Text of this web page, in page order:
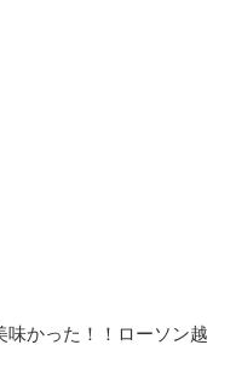
かった！！ローソン越